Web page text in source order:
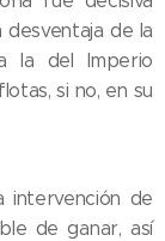
de la
la del Imperio
si no, en su
intervención de
de ganar, así